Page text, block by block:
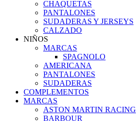
CHAQUETAS
PANTALONES
SUDADERAS Y JERSEYS
CALZADO
NIÑOS
MARCAS
SPAGNOLO
AMERICANA
PANTALONES
SUDADERAS
COMPLEMENTOS
MARCAS
ASTON MARTIN RACING
BARBOUR